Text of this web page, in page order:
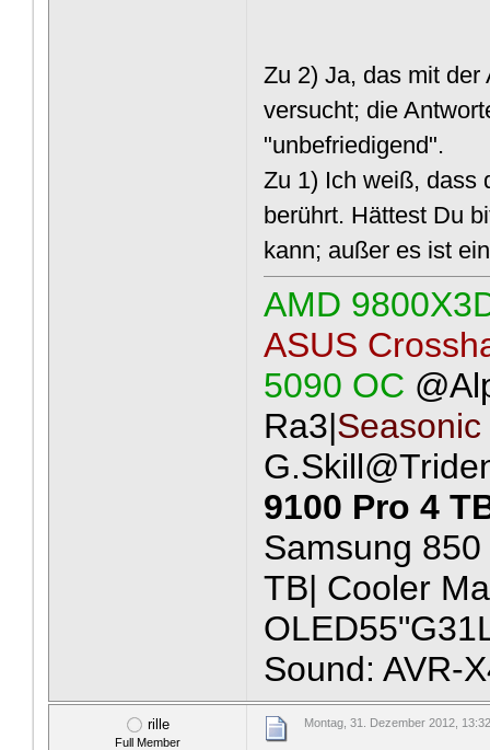
Zu 2) Ja, das mit
versucht; die
"unbefriedigend".
Zu 1) Ich weiß, dass
berührt. Hättest Du
kann; außer es ist
AMD
ASUS
5090 OC
Ra3|
9100 Pro 4
Samsung
TB| Cooler
Sound: AVR-
rille
Full Member
Montag, 31. Dezember 2012,